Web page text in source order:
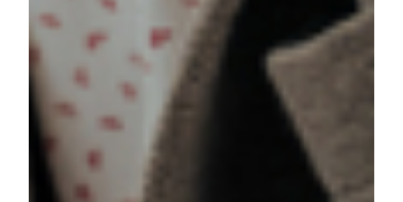
Avec plus de 25 ans d'expérience dans les
domaines des loisirs, des voyages et du tourisme,
David est le directeur général d'Emotions DMC.
Son expertise couvre les voyages de motivation, la
gestion hôtelière, l'organisation de circuits
touristiques et la gestion des ventes. David
combine une connaissance approfondie du secteur